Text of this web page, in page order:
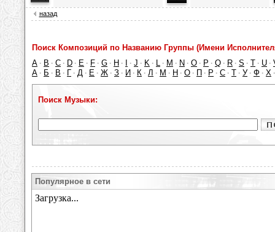
назад
Поиск Композиций по Названию Группы (Имени
A · B · C · D · E · F · G · H · · J · K · L · M · N · O · P · Q · R · S · T · U ·
А · Б · В · Г · Д · Е · Ж · З · И · К · Л · М · Н · О · П · Р · С · Т · У · Ф · Х
Поиск Музыки:
Популярное в сети